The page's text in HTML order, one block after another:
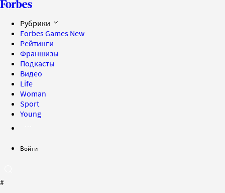
Рубрики
Forbes Games New
Рейтинги
Франшизы
Подкасты
Видео
Life
Woman
Sport
Young
Войти
#